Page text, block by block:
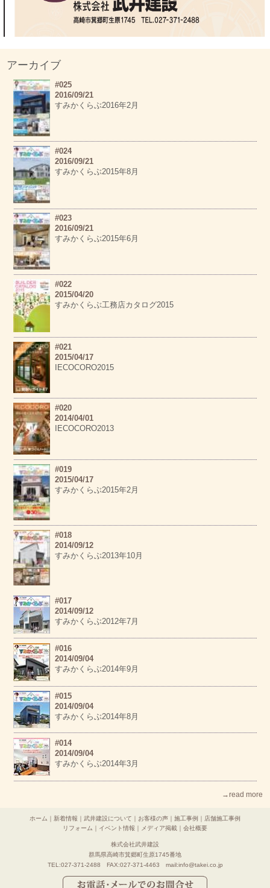
アーカイブ
#025
2016/09/21
すみかくらぶ2016年2月
#024
2016/09/21
すみかくらぶ2015年8月
#023
2016/09/21
すみかくらぶ2015年6月
#022
2015/04/20
すみかくらぶ工務店カタログ2015
#021
2015/04/17
IECOCORO2015
#020
2014/04/01
IECOCORO2013
#019
2015/04/17
すみかくらぶ2015年2月
#018
2014/09/12
すみかくらぶ2013年10月
#017
2014/09/12
すみかくらぶ2012年7月
#016
2014/09/04
すみかくらぶ2014年9月
#015
2014/09/04
すみかくらぶ2014年8月
#014
2014/09/04
すみかくらぶ2014年3月
→read more
ホーム 新着情報 武井建設について お客様の声 施工事例
店舗施工事例
リフォーム
イベント情報 メディア掲載 会社概要
株式会社武井建設
群馬県高崎市箕郷町生原1745番地
TEL:027-371-2488 FAX:027-371-4463 mail:info@takei.co.jp